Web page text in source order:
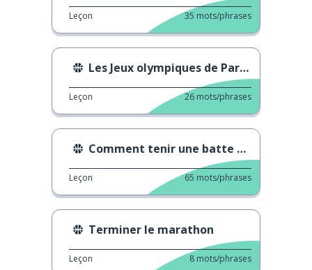
Leçon 35 mots/phrases
Les Jeux olympiques de Paris 2024
Leçon 26 mots/phrases
Comment tenir une batte de cricket
Leçon 65 mots/phrases
Terminer le marathon
Leçon 8 mots/phrases